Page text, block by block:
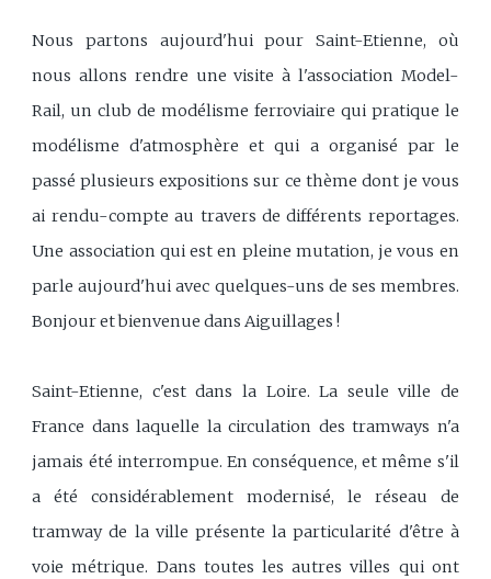
Nous partons aujourd'hui pour Saint-Etienne, où
nous allons rendre une visite à l'association Model-
Rail, un club de modélisme ferroviaire qui pratique le
modélisme d'atmosphère et qui a organisé par le
passé plusieurs expositions sur ce thème dont je vous
ai rendu-compte au travers de différents reportages.
Une association qui est en pleine mutation, je vous en
parle aujourd'hui avec quelques-uns de ses membres.
Bonjour et bienvenue dans Aiguillages !
Saint-Etienne, c'est dans la Loire. La seule ville de
France dans laquelle la circulation des tramways n'a
jamais été interrompue. En conséquence, et même s'il
a été considérablement modernisé, le réseau de
tramway de la ville présente la particularité d'être à
voie métrique. Dans toutes les autres villes qui ont